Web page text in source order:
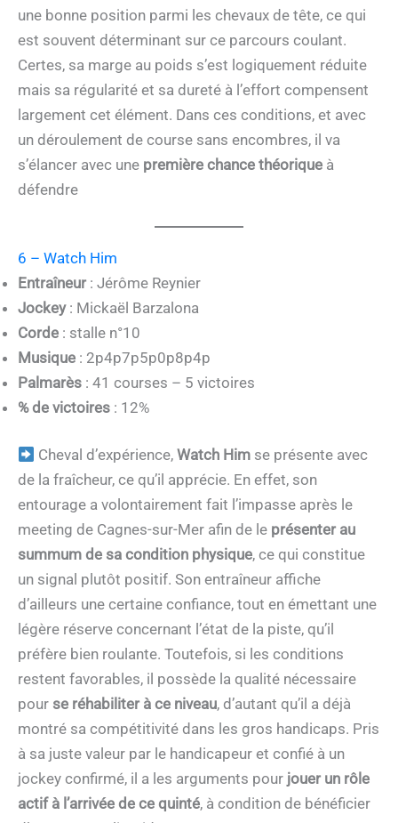
une bonne position parmi les chevaux de tête, ce qui
est souvent déterminant sur ce parcours coulant.
Certes, sa marge au poids s’est logiquement réduite
mais sa régularité et sa dureté à l’effort compensent
largement cet élément. Dans ces conditions, et avec
un déroulement de course sans encombres, il va
s’élancer avec une première chance théorique à
défendre
6 – Watch Him
Entraîneur: Jérôme Reynier
Jockey: Mickaël Barzalona
Corde : stalle n°10
Musique : 2p4p7p5p0p8p4p
Palmarès : 41 courses – 5 victoires
% de victoires : 12%
Cheval d’expérience,Watch Him se présente avec
de la fraîcheur, ce qu’il apprécie. En effet, son
entourage a volontairement fait l’impasse après le
meeting de Cagnes-sur-Mer afin de le présenter au
summum de sa condition physique, ce qui constitue
un signal plutôt positif. Son entraîneur affiche
d’ailleurs une certaine confiance, tout en émettant une
légère réserve concernant l’état de la piste, qu’il
préfère bien roulante. Toutefois, si les conditions
restent favorables, il possède la qualité nécessaire
pour se réhabiliter à ce niveau, d’autant qu’il a déjà
montré sa compétitivité dans les gros handicaps. Pris
à sa juste valeur par le handicapeur et confié à un
jockey confirmé, il a les arguments pour jouer un rôle
actif à l’arrivée de ce quinté, à condition de bénéficier